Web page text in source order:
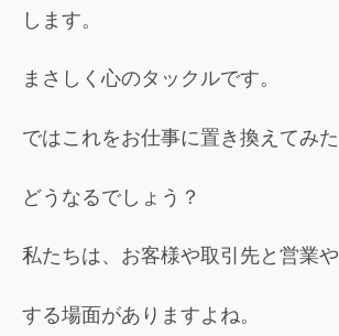
します。
まさしく心のタックルです。
ではこれをお仕事に置き換えてみ
どうなるでしょう？
私たちは、お客様や取引先と営業
する場面がありますよね。